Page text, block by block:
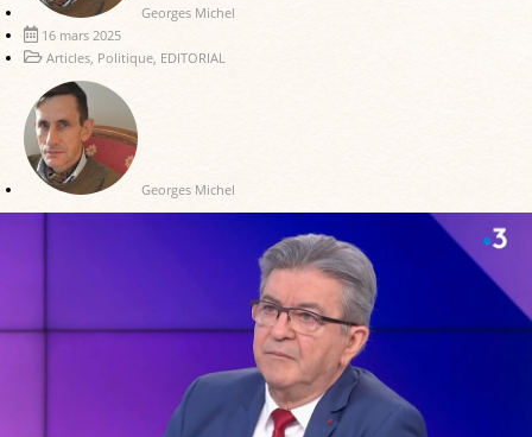
Georges Michel
16 mars 2025
Articles, Politique, EDITORIAL
Georges Michel